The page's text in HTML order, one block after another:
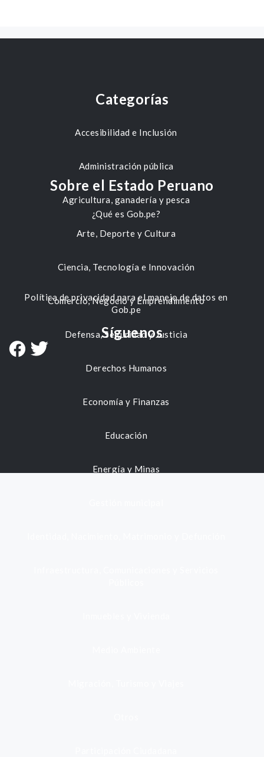
Categorías
Accesibilidad e Inclusión
Administración pública
Agricultura, ganadería y pesca
Arte, Deporte y Cultura
Ciencia, Tecnología e Innovación
Comercio, Negocio y Emprendimiento
Defensa, Seguridad y Justicia
Derechos Humanos
Economía y Finanzas
Educación
Energía y Minas
Sobre el Estado Peruano
¿Qué es Gob.pe?
Política de privacidad para el manejo de datos en
Gob.pe
Síguenos